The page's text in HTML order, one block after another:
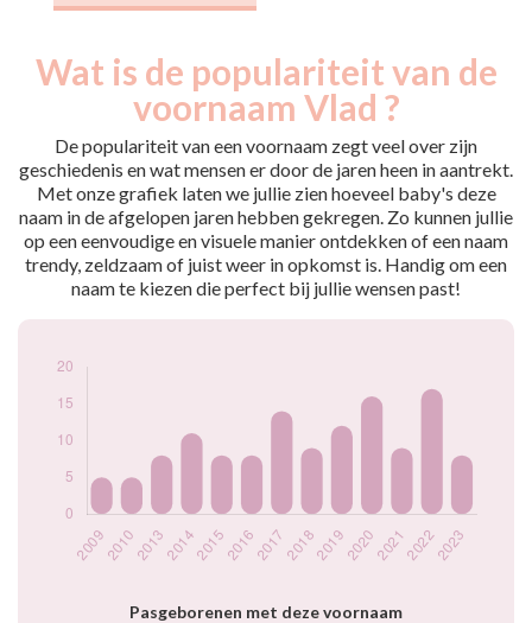
Wat is de populariteit van de
voornaam Vlad ?
De populariteit van een voornaam zegt veel over zijn
geschiedenis en wat mensen er door de jaren heen in aantrekt.
Met onze grafiek laten we jullie zien hoeveel baby's deze
naam in de afgelopen jaren hebben gekregen. Zo kunnen jullie
op een eenvoudige en visuele manier ontdekken of een naam
trendy, zeldzaam of juist weer in opkomst is. Handig om een
naam te kiezen die perfect bij jullie wensen past!
Pasgeborenen met deze voornaam
Popularité du
prénom Vlad par
Année
Nouveaux-
nés
2010
5
2013
8
2014
11
2015
8
2016
8
2017
14
9
2021
2022
2023